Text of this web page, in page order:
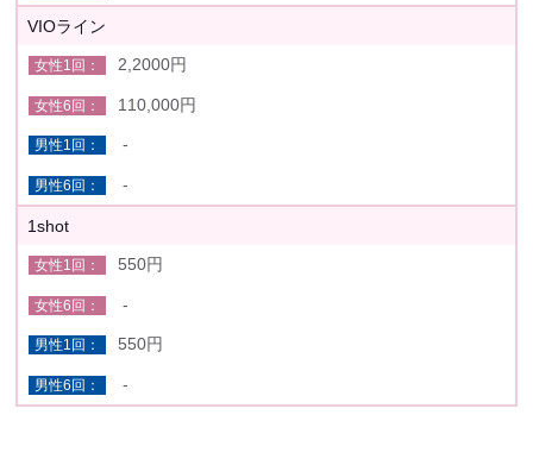
VIOライン
2,2000円
110,000円
-
-
1shot
550円
-
550円
-